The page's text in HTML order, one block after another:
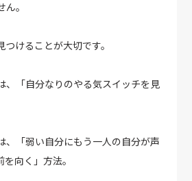
。
けることが大切です。
、「自分なりのやる気スイッチを見
、「弱い自分にもう一人の自分が声
向く」方法。